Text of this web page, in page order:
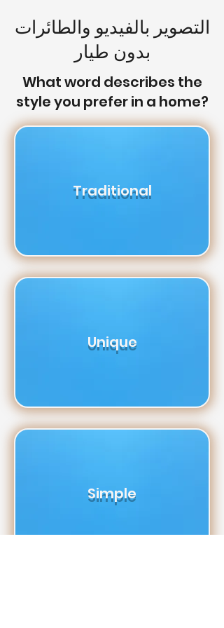
التصوير بالفيديو والطائرات
بدون طيار
What word describes the
style you prefer in a home?
Traditional
Unique
Simple